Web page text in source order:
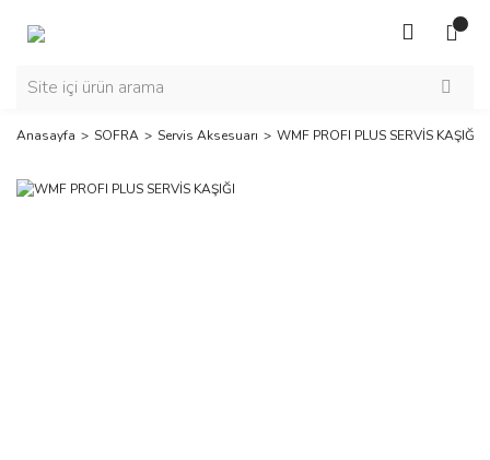
Anasayfa SOFRA Servis Aksesuarı WMF PROFI PLUS SERVİS KAŞIĞI